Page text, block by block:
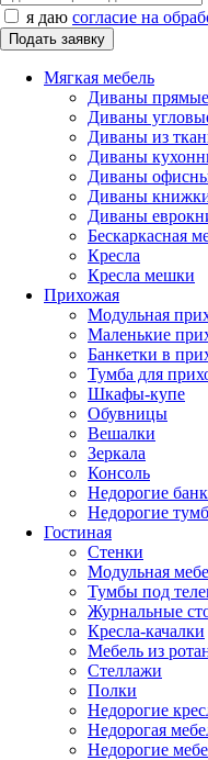
я даю согласие на
Мягкая мебель
Диваны прямые
Диваны
Диваны из
Диваны
Диваны
Диваны
Диваны
Бескаркасная
Кресла
Кресла мешки
Прихожая
Модульная
Маленькие
Банкетки в
Тумба для
Шкафы-купе
Обувницы
Вешалки
Зеркала
Консоль
Недорогие
Недорогие
Гостиная
Стенки
Модульная
Тумбы под
Журнальные
Кресла-качалки
Мебель из
Стеллажи
Полки
Недорогие
Недорогая
Недорогие